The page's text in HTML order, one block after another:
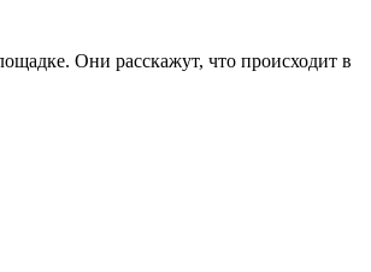
Они расскажут, что происходит в